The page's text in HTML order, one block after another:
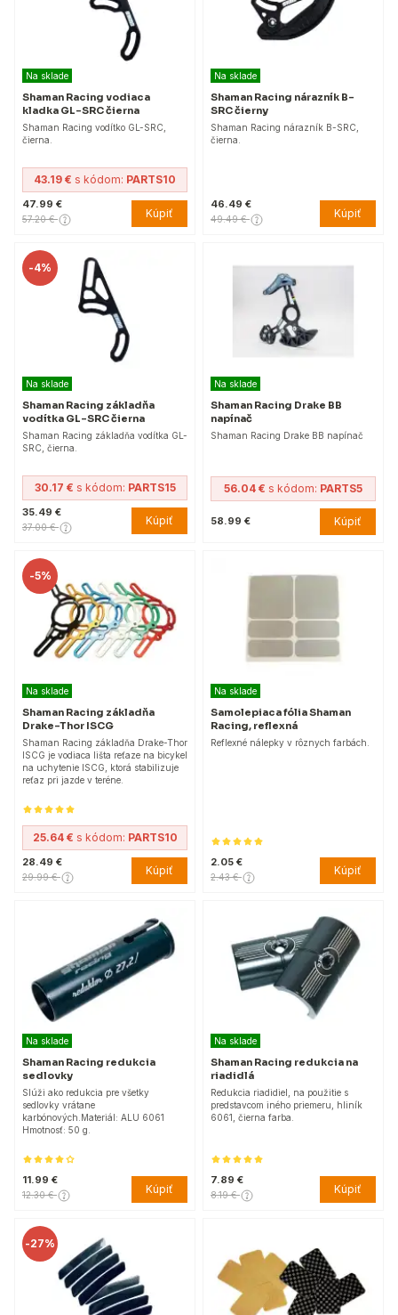
Na sklade
Shaman Racing vodiaca
kladka GL-SRC čierna
Shaman Racing vodítko GL-SRC,
čierna.
43.19 € s kódom: PARTS10
47.99 €
57.20 € Kúpiť
Na sklade
Shaman Racing nárazník B-
SRC čierny
Shaman Racing nárazník B-SRC,
čierna.
46.49 €
49.49 € Kúpiť
-4%
Na sklade
Shaman Racing základňa
vodítka GL-SRC čierna
Shaman Racing základňa vodítka GL-
SRC, čierna.
30.17 € s kódom: PARTS15
35.49 €
37.00 € Kúpiť
Na sklade
Shaman Racing Drake BB
napínač
Shaman Racing Drake BB napínač
56.04 € s kódom: PARTS5
58.99 € Kúpiť
-5%
Na sklade
Shaman Racing základňa
Drake-Thor ISCG
Shaman Racing základňa Drake-Thor
ISCG je vodiaca lišta reťaze na bicykel
na uchytenie ISCG, ktorá stabilizuje
reťaz pri jazde v teréne.
25.64 € s kódom: PARTS10
28.49 €
29.99 € Kúpiť
Na sklade
Samolepiaca fólia Shaman
Racing, reflexná
Reflexné nálepky v rôznych farbách.
2.05 €
2.43 € Kúpiť
Na sklade
Shaman Racing redukcia
sedlovky
Slúži ako redukcia pre všetky
sedlovky vrátane
karbónových.Materiál: ALU 6061
Hmotnosť: 50 g.
11.99 €
12.30 € Kúpiť
Na sklade
Shaman Racing redukcia na
riadidlá
Redukcia riadidiel, na použitie s
predstavcom iného priemeru, hliník
6061, čierna farba.
7.89 €
8.19 € Kúpiť
-27%